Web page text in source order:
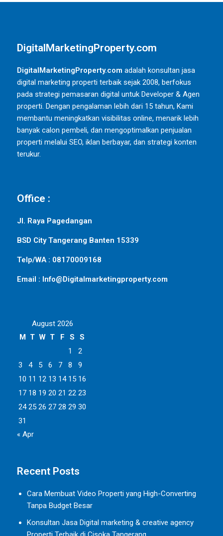
DigitalMarketingProperty.com
DigitalMarketingProperty.com adalah konsultan jasa
digital marketing properti terbaik sejak 2008, berfokus
pada strategi pemasaran digital untuk Developer & Agen
properti. Dengan pengalaman lebih dari 15 tahun, Kami
membantu meningkatkan visibilitas online, menarik lebih
banyak calon pembeli, dan mengoptimalkan penjualan
properti melalui SEO, iklan berbayar, dan strategi konten
terukur.
Office :
Jl. Raya Pagedangan
BSD City Tangerang Banten 15339
Telp/WA : 08170009168
Email : Info@Digitalmarketingproperty.com
August 2026
M T W T F S
S
1
2
3
4 5 6 7 8
9
10 11 12 13 14 15 16
17 18 19 20 21 22 23
24 25 26 27 28 29 30
31
« Apr
Recent Posts
Cara Membuat Video Properti yang High-Converting
Tanpa Budget Besar
Konsultan Jasa Digital marketing & creative agency